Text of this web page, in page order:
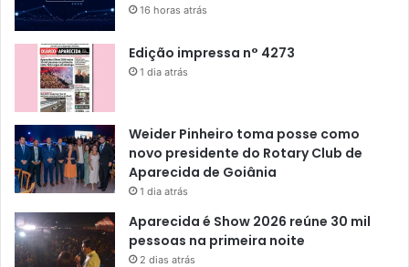
16 horas atrás
Edição impressa n° 4273
1 dia atrás
Weider Pinheiro toma posse como
novo presidente do Rotary Club de
Aparecida de Goiânia
1 dia atrás
Aparecida é Show 2026 reúne 30 mil
pessoas na primeira noite
2 dias atrás